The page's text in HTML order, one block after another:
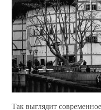
Так выглядит